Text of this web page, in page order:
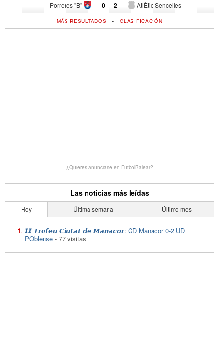
Porreres "B" 0 - AtlÈtic Sencelles
2
MÁS RESULTADOS -CLASIFICACIÓN
¿Quieres anunciarte en FutbolBalear?
Las noticias más leídas
Hoy Última semana Último mes
𝙄𝙄 𝙏𝙧𝙤𝙛𝙚𝙪 𝘾𝙞𝙪𝙩𝙖𝙩 𝙙𝙚 𝙈𝙖𝙣𝙖𝙘𝙤𝙧: CD Manacor 0-2 UD
POblense - 77 visitas